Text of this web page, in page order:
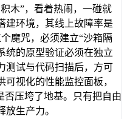
木”，看着热闹，一碰就
建环境，其线上故障率是
魔咒，必须建立“沙箱隔
统的原型验证必须在独立
测试与代码扫描后，方可
视化的性能监控面板，
否压垮了地基。只有把自由
生产力。